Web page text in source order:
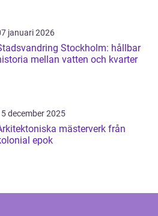
januari 2026
Stockholm: hållbar
mellan vatten och kvarter
december 2025
mästerverk från
epok